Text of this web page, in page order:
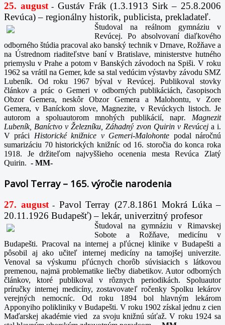
25. august- Gustáv Frák (1.3.1913 Sirk – 25.8.2006
Revúca) – regionálny historik, publicista, prekladateľ.
Študoval na reálnom gymnáziu v
Revúcej. Po absolvovaní diaľkového
odborného štúdia pracoval ako banský technik v Drnave, Rožňave a
na Ústrednom riaditeľstve baní v Bratislave, ministerstve hutného
priemyslu v Prahe a potom v Banských závodoch na Spiši. V roku
1962 sa vrátil na Gemer, kde sa stal vedúcim výstavby závodu SMZ
Lubeník. Od roku 1967 býval v Revúcej. Publikoval stovky
článkov a prác o Gemeri v odborných publikáciách, časopisoch
Obzor Gemera, neskôr Obzor Gemera a Malohontu, v Zore
Gemera, v Baníckom slove, Magnezite, v Revúckych listoch. Je
autorom a spoluautorom mnohých publikácií, napr. Magnezit
Lubeník, Baníctvo v Železníku, Záhadný zvon Quirin v Revúcej a i.
V práci Historické knižnice v Gemeri-Malohonte podal náročnú
sumarizáciu 70 historických knižníc od 16. storočia do konca roka
1918. Je držiteľom najvyššieho ocenenia mesta Revúca Zlatý
Quirin. - MM-
Pavol Terray – 165. výročie narodenia
27. august- Pavol Terray (27.8.1861 Mokrá Lúka –
20.11.1926 Budapešť) – lekár, univerzitný profesor
Študoval na gymnáziu v Rimavskej
Sobote a Rožňave, medicínu v
Budapešti. Pracoval na internej a pľúcnej klinike v Budapešti a
pôsobil aj ako učiteľ internej medicíny na tamojšej univerzite.
Venoval sa výskumu pľúcnych chorôb súvisiacich s látkovou
premenou, najmä problematike liečby diabetikov. Autor odborných
článkov, ktoré publikoval v rôznych periodikách. Spoluautor
príručky internej medicíny, zostavovateľ ročenky Spolku lekárov
verejných nemocníc. Od roku 1894 bol hlavným lekárom
Apponyiho polikliniky v Budapešti. V roku 1902 získal jednu z cien
Maďarskej akadémie vied za svoju knižnú súťaž. V roku 1924 sa